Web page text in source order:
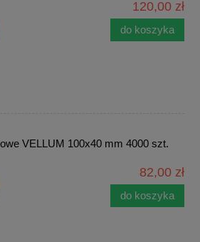
120,00 zł
do koszyka
VELLUM 100x40 mm 4000 szt.
82,00 zł
do koszyka